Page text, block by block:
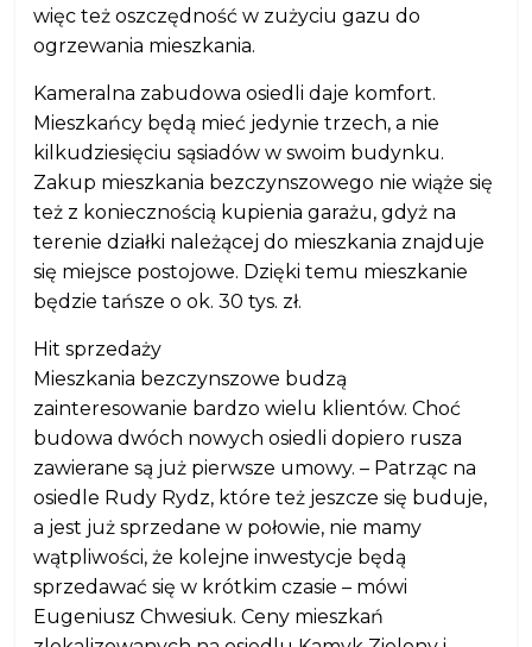
więc też oszczędność w zużyciu gazu do
ogrzewania mieszkania.
Kameralna zabudowa osiedli daje komfort.
Mieszkańcy będą mieć jedynie trzech, a nie
kilkudziesięciu sąsiadów w swoim budynku.
Zakup mieszkania bezczynszowego nie wiąże się
też z koniecznością kupienia garażu, gdyż na
terenie działki należącej do mieszkania znajduje
się miejsce postojowe. Dzięki temu mieszkanie
będzie tańsze o ok. 30 tys. zł.
Hit sprzedaży
Mieszkania bezczynszowe budzą
zainteresowanie bardzo wielu klientów. Choć
budowa dwóch nowych osiedli dopiero rusza
zawierane są już pierwsze umowy. – Patrząc na
osiedle Rudy Rydz, które też jeszcze się buduje,
a jest już sprzedane w połowie, nie mamy
wątpliwości, że kolejne inwestycje będą
sprzedawać się w krótkim czasie – mówi
Eugeniusz Chwesiuk. Ceny mieszkań